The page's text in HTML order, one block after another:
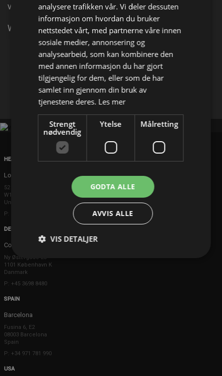
vannet helt alene, får de sjansen til å snakke om alt.
Wilma griper muligheten.
Facebook X
HEAD OFFICE
London
52 Brook Street
W1K 5DS London
United Kingdom
P: +44 203 608 8181
DENMARK
Copenhagen
Ny Østergade 20
1101 København K
Danmark
P: +45 3698 8480
SPAIN
Barcelona
Fusina 6, E2
08003 Barcelona
Spain
P: +34 971 781 990
USA
analysere trafikken vår. Vi deler dessuten
informasjon om hvordan du bruker
nettstedet vårt, med partnerne våre innen
sosiale medier, annonsering og
analysearbeid, som kan kombinere den
med annen informasjon du har gjort
tilgjengelig for dem, eller som de har
samlet inn gjennom din bruk av
tjenestene deres. Les mer
Strengt
nødvendig
Ytelse Målretting
GODTA ALLE
AVVIS ALLE
VIS DETALJER